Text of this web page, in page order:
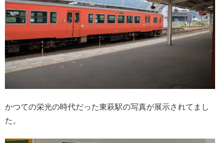
かつての栄光の時代だった東萩駅の写真が展示されてまし
た。